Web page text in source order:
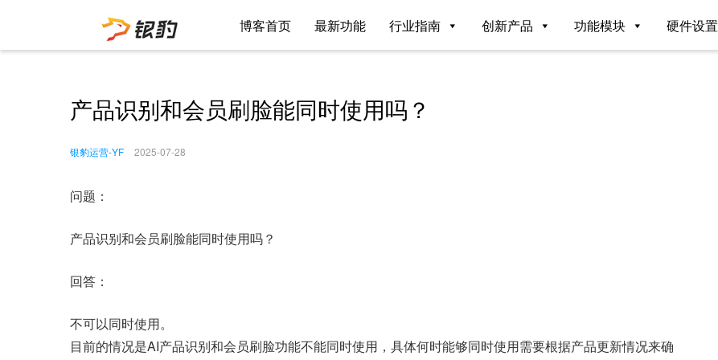
博客首页 最新功能 行业指南 创新产品 功能模块 硬件设置
产品识别和会员刷脸能同时使用吗？
银豹运营-YF 2025-07-28
问题：
产品识别和会员刷脸能同时使用吗？
回答：
不可以同时使用。
目前的情况是AI产品识别和会员刷脸功能不能同时使用，具体何时能够同时使用需要根据产品更新情况来确